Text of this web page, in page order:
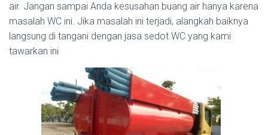
air. Jangan sampai Anda kesusahan buang air hanya karena
masalah WC ini. Jika masalah ini terjadi, alangkah baiknya
langsung di tangani dengan jasa sedot WC yang kami
tawarkan ini